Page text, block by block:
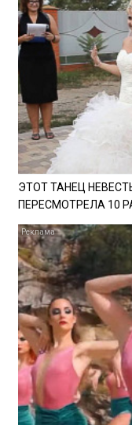
ЭТОТ ТАНЕЦ
ПЕРЕСМОТРЕЛА 10